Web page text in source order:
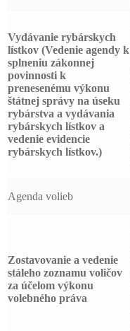
Vydávanie rybárskych
lístkov (Vedenie agendy k
splneniu zákonnej
povinnosti k
prenesenému výkonu
štátnej správy na úseku
rybárstva a vydávania
rybárskych lístkov a
vedenie evidencie
rybárskych lístkov.)
Agenda volieb
Zostavovanie a vedenie
stáleho zoznamu voličov
za účelom výkonu
volebného práva